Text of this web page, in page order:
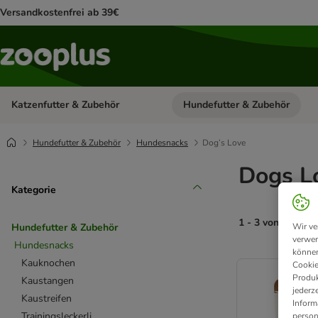
Versandkostenfrei ab 39€
Katzenfutter & Zubehör Kategorie-Menü öffnen:
Hundefutter & Zubehör
Hundefutter & Zubehör Hundesnacks Dog’s Love
Kategorie
Hundefutter & Zubehör
Hundesnacks
Kauknochen
Kaustangen
Kaustreifen
Dogs
1 - 3 von 3
product items
Wir